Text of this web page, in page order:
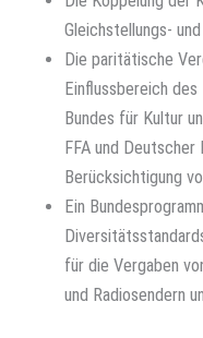
Gleichstellungs-
Die paritätische
Einflussbereich
Bundes für Kultur
FFA und
Berücksichtigung
Ein
für die Vergaben
und Radiosendern